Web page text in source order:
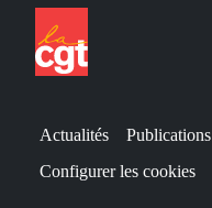
Actualités Publications
Configurer les cookies